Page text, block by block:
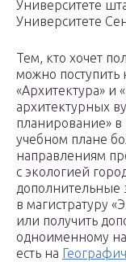
Университете
Университете
Тем, кто хочет
можно поступить
«Архитектура» и
архитектурных
планирование»
учебном плане
направлениям
с экологией
дополнительные
в магистратуру
или получить
одноименному
есть на